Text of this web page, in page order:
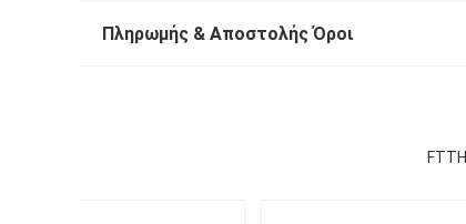
Πληρωμής & Αποστολής Όροι